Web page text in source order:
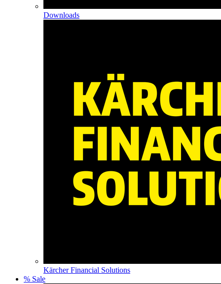
Downloads
Kärcher Financial Solutions
% Sale